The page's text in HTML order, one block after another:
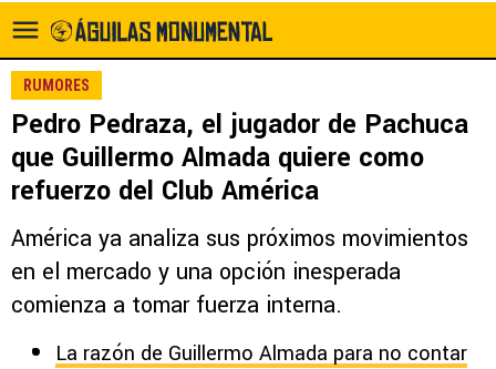
RUMORES
Pedro Pedraza, el jugador de Pachuca
que Guillermo Almada quiere como
refuerzo del Club América
América ya analiza sus próximos movimientos
en el mercado y una opción inesperada
comienza a tomar fuerza interna.
La razón de Guillermo Almada para no contar